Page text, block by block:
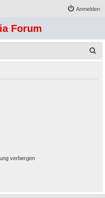
Anmelden
Forum
verbergen